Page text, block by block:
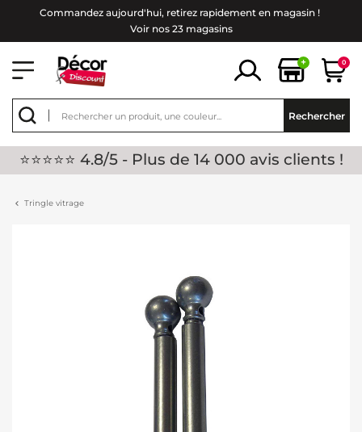
Commandez aujourd'hui, retirez rapidement en magasin !
Voir nos 23 magasins
+ 0
Rechercher
⭐⭐⭐⭐⭐ 4.8/5 - Plus de 14 000 avis clients !
Tringle vitrage